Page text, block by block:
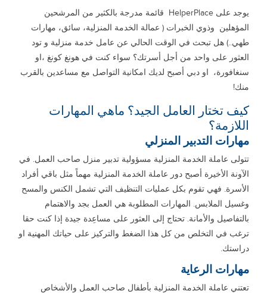
يوجد على HelperPlace قائمة مدرجة بالكثير من المرشحين
المؤهلين وذوي الخبرات ( عمالة الخدمة المنزلية، سائق، مهارات
طهي..) هل تبحث في الوقت الحالي عن عامل خدمة منزلية و تود
العثور على واحد من أجل أسرتك؟ سواء كنت في هونغ كونغ ،او
سنغافورة، او دبي أصبح لديك امكانية التواصل مع مساعدين بالقرب
منك!
كيف تختار العامل الجيد؟ ماهي المهارات
اللازمة؟
مهارات التدبير المنزلي
تتولى عاملة الخدمة المنزلية مسؤولية تدبير منزل صاحب العمل. في
الآونة الأخيرة أصبح دور عاملة الخدمة المنزلية مهماً مثل باقي أفراد
الأسرة. فهي تقوم بكل عمليات التنظيف التي تشمل الكنس والمسح
وغسيل الملابس. المهارات المطلوبة هي العمل بجد والاهتمام
بالتفاصيل والأمانة. تحتاج إلى العثور على مساعِدة جيدة إذا كنت حقا
ترغب في التخلص من كل هذا الضغط والتركيز على حياتك المهنية او
دراستك.
مهارات الرعاية
تعتني عاملة الخدمة المنزلية بأطفال صاحب العمل والأشخاص